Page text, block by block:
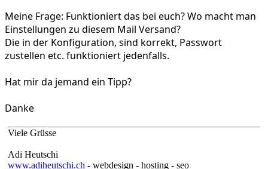
Meine Frage: Funktioniert das bei euch? Wo macht man
Einstellungen zu diesem Mail Versand?
Die in der Konfiguration, sind korrekt, Passwort
zustellen etc. funktioniert jedenfalls.
Hat mir da jemand ein Tipp?
Danke
Viele Grüsse
Adi Heutschi
www.adiheutschi.ch - webdesign - hosting - seo